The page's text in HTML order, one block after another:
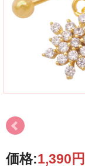
価格:1,390円